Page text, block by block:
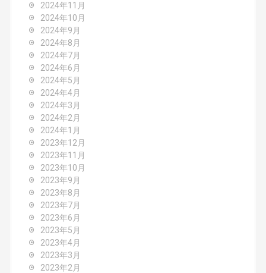
2024年11月
2024年10月
2024年9月
2024年8月
2024年7月
2024年6月
2024年5月
2024年4月
2024年3月
2024年2月
2024年1月
2023年12月
2023年11月
2023年10月
2023年9月
2023年8月
2023年7月
2023年6月
2023年5月
2023年4月
2023年3月
2023年2月